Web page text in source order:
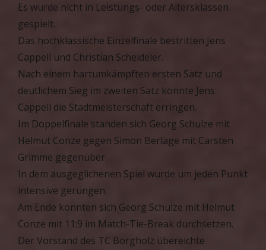
Es wurde nicht in Leistungs- oder Altersklassen
gespielt.
Das hochklassische Einzelfinale bestritten Jens
Cappell und Christian Scheideler.
Nach einem hartumkämpften ersten Satz und
deutlichem Sieg im zweiten Satz konnte Jens
Cappell die Stadtmeisterschaft erringen.
Im Doppelfinale standen sich Georg Schulze mit
Helmut Conze gegen Simon Berlage mit Carsten
Grimme gegenüber.
In dem ausgeglichenen Spiel wurde um jeden Punkt
intensive gerungen.
Am Ende konnten sich Georg Schulze mit Helmut
Conze mit 11:9 im Match-Tie-Break durchsetzen.
Der Vorstand des TC Borgholz übereichte